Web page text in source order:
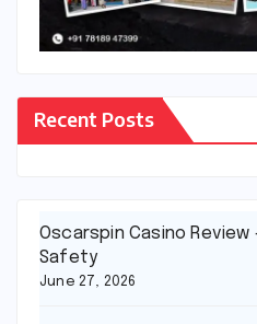
Recent Posts
Oscarspin Casino Review
Safety
June 27, 2026